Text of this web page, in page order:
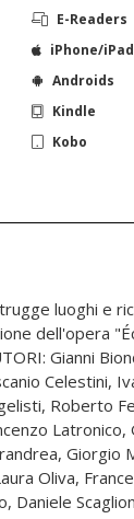
E-Readers
iPhone/iPad
Androids
Kindle
Kobo